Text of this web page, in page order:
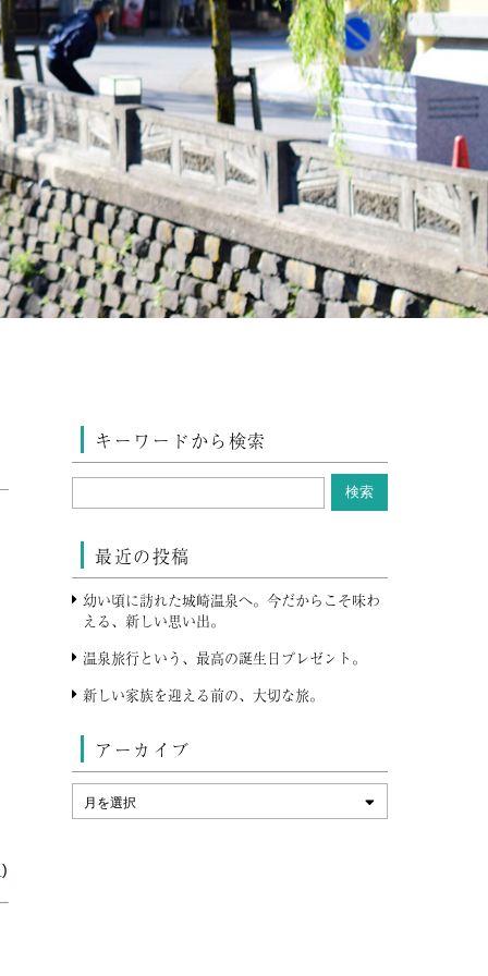
)
キーワードから検索
最近の投稿
幼い頃に訪れた城崎温泉へ。今だからこそ味わ
える、新しい思い出。
温泉旅行という、最高の誕生日プレゼント。
新しい家族を迎える前の、大切な旅。
アーカイブ